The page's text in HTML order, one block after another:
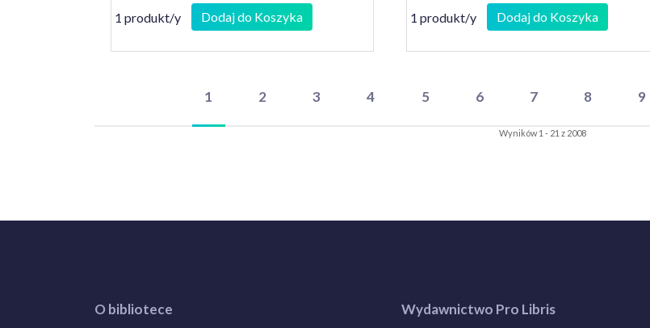
1 produkt/y Dodaj do Koszyka 1 produkt/y Dodaj do Koszyka
1 2 3 4 5 6 7 8 9
Wyników 1 - 21 z 2008
O bibliotece Wydawnictwo Pro Libris